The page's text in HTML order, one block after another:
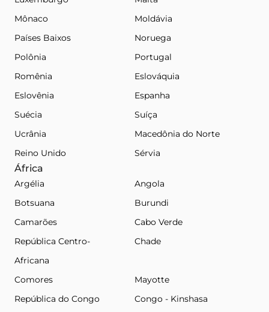
Mônaco
Moldávia
Países Baixos
Noruega
Polônia
Portugal
Romênia
Eslováquia
Eslovênia
Espanha
Suécia
Suíça
Ucrânia
Macedônia do Norte
Reino Unido
Sérvia
África
Argélia
Angola
Botsuana
Burundi
Camarões
Cabo Verde
República Centro-
Africana
Chade
Comores
Mayotte
República do Congo
Congo - Kinshasa